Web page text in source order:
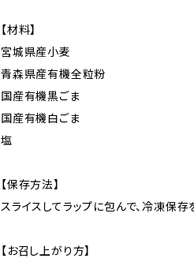
【材料】
宮城県産小麦
青森県産有機全粒粉
国産有機黒ごま
国産有機白ごま
塩
【保存方法】
スライスしてラップに包んで、冷凍保存
【お召し上がり方】